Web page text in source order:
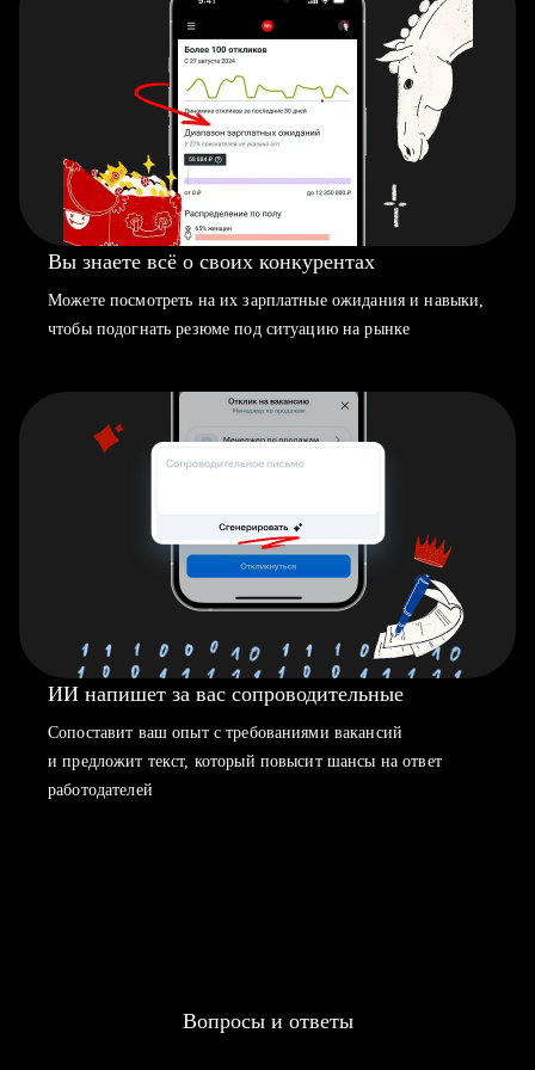
Вы знаете всё о своих конкурентах
Можете посмотреть на их зарплатные ожидания и навыки,
чтобы подогнать резюме под ситуацию на рынке
ИИ напишет за вас сопроводительные
Сопоставит ваш опыт с требованиями вакансий
и предложит текст, который повысит шансы на ответ
работодателей
Вопросы и ответы